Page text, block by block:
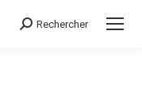
Search:
Rechercher